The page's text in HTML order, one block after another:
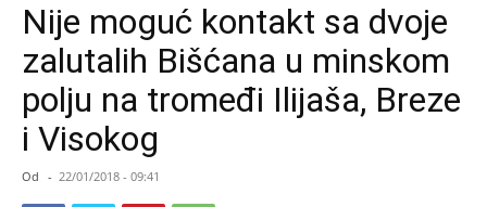
Nije moguć kontakt sa dvoje
zalutalih Bišćana u minskom
polju na tromeđi Ilijaša, Breze
i Visokog
Od - 22/01/2018 - 09:41